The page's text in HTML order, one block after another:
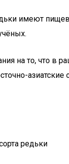
имеют
на то, что